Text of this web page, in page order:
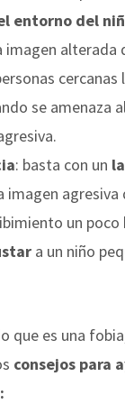
entorno del
imagen alterada
se amenaza
: basta con un
imagen agresiva
un poco
a un niño
que es una
consejos para